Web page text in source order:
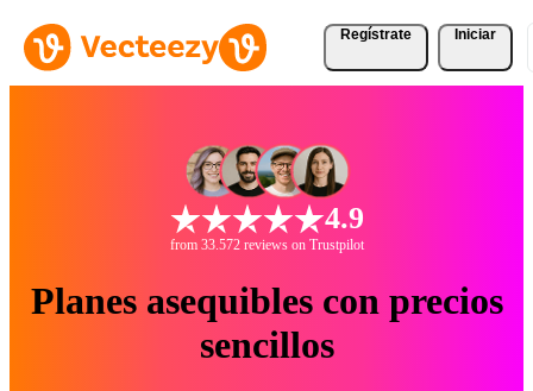
Regístrate Iniciar
4.9
from 33.572 reviews on Trustpilot
Planes asequibles con precios
sencillos